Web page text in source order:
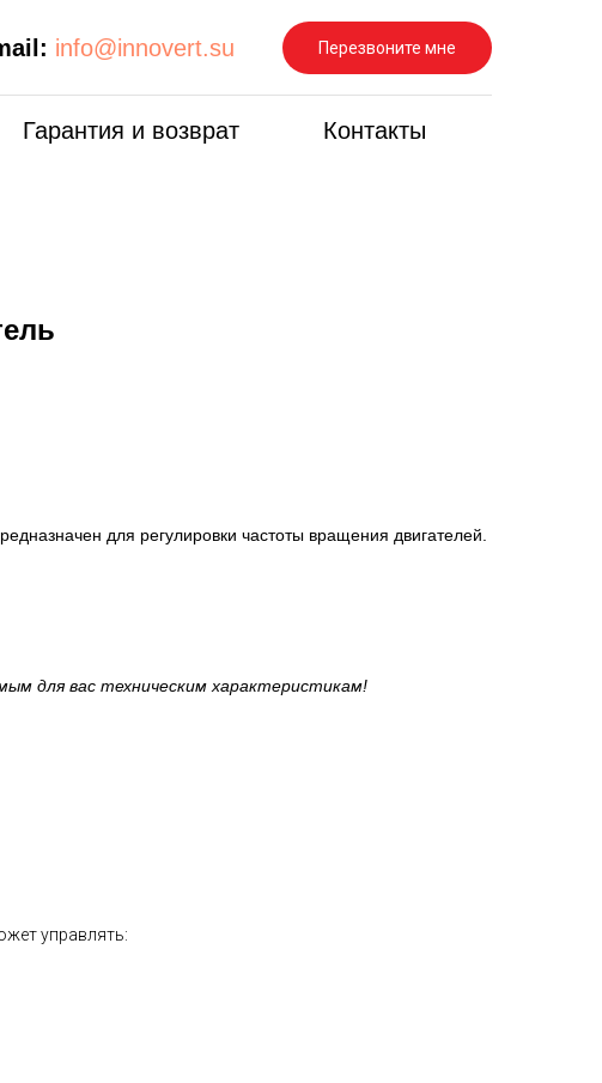
info@innovert.su Перезвоните мне
Гарантия и возврат Контакты
для регулировки частоты вращения двигателей.
для вас техническим характеристикам!
управлять: